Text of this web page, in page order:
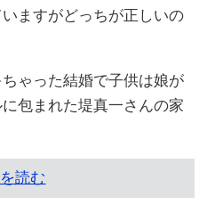
ますがどっちが正しいの
ゃった結婚で子供は娘が
包まれた堤真一さんの家
読む